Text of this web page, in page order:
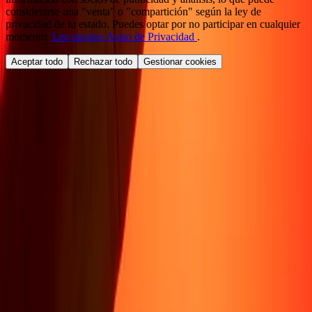
considerarse una "venta" o "compartición" según la ley de
privacidad de tu estado. Puedes optar por no participar en cualquier
momento. Lee nuestro Aviso de Privacidad .
Aceptar todo Rechazar todo Gestionar cookies